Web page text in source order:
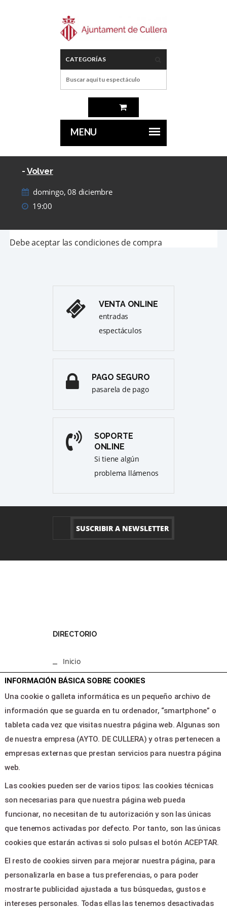
- Volver
domingo, 08 diciembre
19:00
Debe aceptar las condiciones de compra
VENTA ONLINE
entradas
espectáculos
PAGO SEGURO
pasarela de pago
SOPORTE
ONLINE
Si tiene algún
problema llámenos
DIRECTORIO
Inicio
Programacion
Area clientes
Contacto
LEGAL & PAGOS
Política de privacidad
Contactar
CONTACTO
Plaza de la Virgen,5 - CULLERA
46400
casacultura@cullera.es
INFORMACIÓN BÁSICA SOBRE COOKIES
Una cookie o galleta informática es un pequeño archivo de
información que se guarda en tu ordenador, “smartphone” o
tableta cada vez que visitas nuestra página web. Algunas son
de nuestra empresa (AYTO. DE CULLERA) y otras pertenecen a
empresas externas que prestan servicios para nuestra página
web.
Las cookies pueden ser de varios tipos: las cookies técnicas
son necesarias para que nuestra página web pueda
funcionar, no necesitan de tu autorización y son las únicas
que tenemos activadas por defecto. Por tanto, son las únicas
cookies que estarán activas si solo pulsas el botón ACEPTAR.
El resto de cookies sirven para mejorar nuestra página, para
personalizarla en base a tus preferencias, o para poder
mostrarte publicidad ajustada a tus búsquedas, gustos e
intereses personales. Todas ellas las tenemos desactivadas